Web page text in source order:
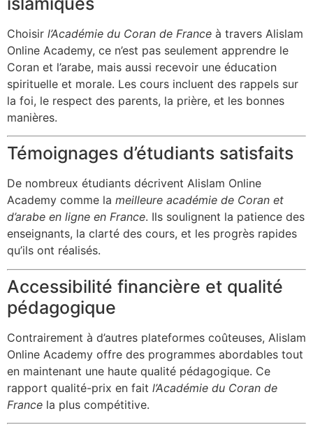
Choisir l’Académie du Coran de France à travers Alislam
Online Academy, ce n’est pas seulement apprendre le
Coran et l’arabe, mais aussi recevoir une éducation
spirituelle et morale. Les cours incluent des rappels sur
la foi, le respect des parents, la prière, et les bonnes
manières.
Témoignages d’étudiants satisfaits
De nombreux étudiants décrivent Alislam Online
Academy comme la meilleure académie de Coran et
d’arabe en ligne en France. Ils soulignent la patience des
enseignants, la clarté des cours, et les progrès rapides
qu’ils ont réalisés.
Accessibilité financière et qualité
pédagogique
Contrairement à d’autres plateformes coûteuses, Alislam
Online Academy offre des programmes abordables tout
en maintenant une haute qualité pédagogique. Ce
rapport qualité-prix en fait l’Académie du Coran de
France la plus compétitive.